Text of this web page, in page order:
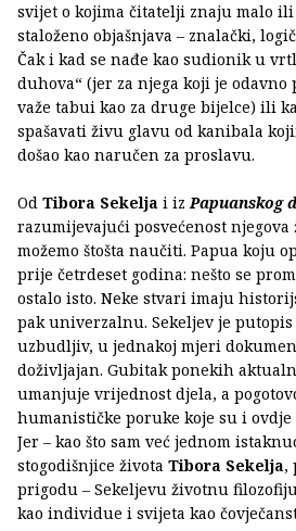
svijet o kojima čitatelji znaju malo ili
staloženo objašnjava – znalački,
Čak i kad se nađe kao sudionik u
duhova“ (jer za njega koji je
važe tabui kao za druge bijelce) ili
spašavati živu glavu od kanibala
došao kao naručen za proslavu.
Od Tibora Sekelja i izPapuanskog
razumijevajući posvećenost njegova
možemo štošta naučiti. Papua koju
prije četrdeset godina: nešto se
ostalo isto. Neke stvari imaju
pak univerzalnu. Sekeljev je
uzbudljiv, u jednakoj mjeri
doživljajan. Gubitak ponekih
umanjuje vrijednost djela, a
humanističke poruke koje su i
Jer – kao što sam već jednom
stogodišnjice života Tibora Sekelja,
prigodu – Sekeljevu životnu
kao individue i svijeta kao